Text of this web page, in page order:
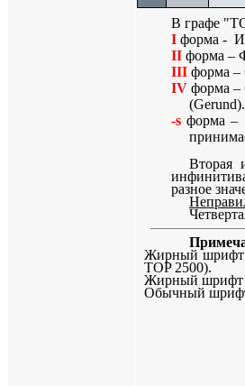
В графе "
I форма -
II форма –
III форма –
IV форма –
(Gerund).
-s форма –
Вторая
разное
Жирный шрифт с
TOP 2500).
Жирный шрифт -
Обычный шрифт